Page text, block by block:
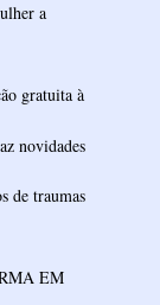
a
gratuita à
novidades
de traumas
EM